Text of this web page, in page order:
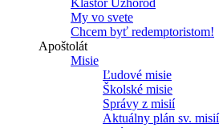
Kláštor Užhorod
My vo svete
Chcem byť redemptoristom!
Apoštolát
Misie
Ľudové misie
Školské misie
Správy z misií
Aktuálny plán sv. misií